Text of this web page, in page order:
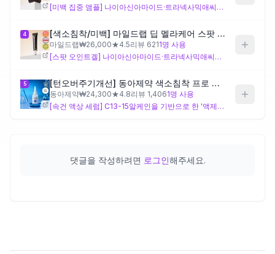
[미백 집중 앰플] 나이아신아마이드·트라넥사믹애씨드·알파-알부틴 세 가지 미백 계열 성분에 마데카식애씨드·아시아티코사이드(센텔라 유도체)와 소듐헤파린까지 더해 색소침착과 피부 회복을 동시에 겨냥한 설계예요. 무거운 오일계 성분 없이 앰플 제형으로 설계되어 빠르게 건조되는 사용감을 기대할 수 있으나, 민감·트러블 피부는 티트리 성분 반응을 확인해보는 것이 좋아요.
4 [색소침착/미백] 마일드랩 딥 멜라케어 스팟 트리트먼트 오인트겔 20ml
마일드랩₩26,000★4.5리뷰 6211명 사용
[스팟 오인트겔] 나이아신아마이드·트라넥사믹애씨드·알파-알부틴의 미백 성분 구성은 제품 3과 유사하지만, '오인트겔' 제형답게 카프릴릭/카프릭트라이글리세라이드(오일 유연제)가 포함되어 있어 찐득한 밀폐감이 있는 텍스처로 설계된 스팟 전용 제품이에요. 빠르게 건조되는 사용감을 원하는 분께는 이 제형이 부담스러울 수 있으며, 흉터 부위에만 소량 점도포하는 방식에 적합해요.
5 [턴오버주기개선] 동아제약 색소침착 프로 액제 30ml
동아제약₩24,300★4.8리뷰 1,4061명 사용
[속건 액상 세럼] C13-15알케인을 기반으로 한 '액제' 제형으로, 오일감 없이 빠르게 건조되는 사용감이 설계의 핵심이며 글루타티온이 추가된 점이 다른 제품과의 차별점이에요. 수분크림처럼 바르고 빨리 마르는 텍스처를 원하는 분께 제형 면에서 가장 잘 맞는 설계로, 트라넥사믹애씨드·나이아신아마이드 기반 색소침착 케어도 함께 담겨 있어요.
댓글을 작성하려면 로그인해주세요.